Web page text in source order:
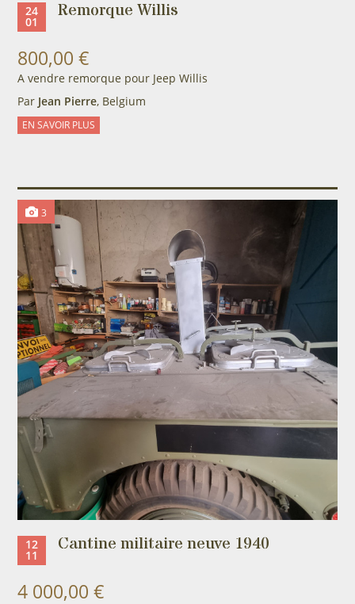
24
01 Remorque Willis
800,00 €
A vendre remorque pour Jeep Willis
Par Jean Pierre, Belgium
EN SAVOIR PLUS
3
12
11 Cantine militaire neuve 1940
4 000,00 €